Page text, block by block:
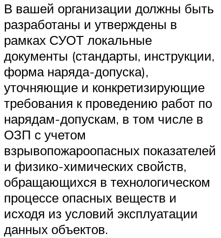
В вашей организации должны быть
разработаны и утверждены в
рамках СУОТ локальные
документы (стандарты, инструкции,
форма наряда-допуска),
уточняющие и конкретизирующие
требования к проведению работ по
нарядам-допускам, в том числе в
ОЗП с учетом
взрывопожароопасных показателей
и физико-химических свойств,
обращающихся в технологическом
процессе опасных веществ и
исходя из условий эксплуатации
данных объектов.